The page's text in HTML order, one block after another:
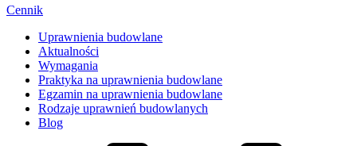
Cennik
Uprawnienia budowlane
Aktualności
Wymagania
Praktyka na uprawnienia budowlane
Egzamin na uprawnienia budowlane
Rodzaje uprawnień budowlanych
Blog